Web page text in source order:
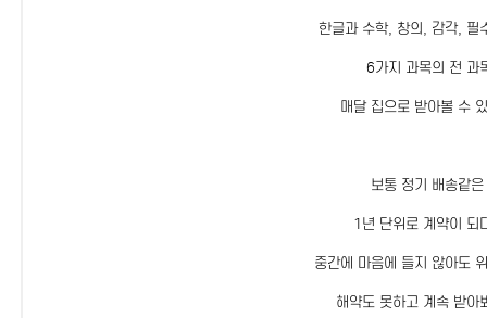
한글과 수학, 창의, 감각, 필
6가지 과목의 전 과
매달 집으로 받아볼 수
보통 정기 배송같
1년 단위로 계약이 되
중간에 마음에 들지 않아도
해약도 못하고 계속 받아